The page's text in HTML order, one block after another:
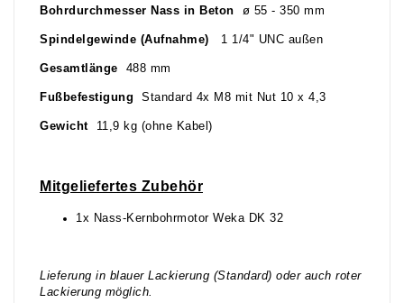
Bohrdurchmesser Nass in Beton ø 55 - 350 mm
Spindelgewinde (Aufnahme) 1 1/4" UNC außen
Gesamtlänge 488 mm
Fußbefestigung Standard 4x M8 mit Nut 10 x 4,3
Gewicht 11,9 kg (ohne Kabel)
Mitgeliefertes Zubehör
1x Nass-Kernbohrmotor Weka DK 32
Lieferung in blauer Lackierung (Standard) oder auch roter
Lackierung möglich.